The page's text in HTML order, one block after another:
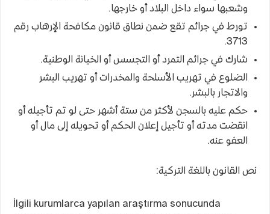
وشعبها سواء داخل البلاد أو خارجها.
تورط في جرائم تقع ضمن نطاق قانون مكافحة الإرهاب رقم
3713.
شارك في جرائم التمرد أو التجسس أو الخيانة الوطنية.
الضلوع في تهريب الأسلحة والمخدرات أو تهريب البشر
والاتجار بالبشر.
حكم عليه بالسجن لأكثر من ستة أشهر حتى لو تم تأجيله أو
انقضت مدته أو تأجيل إعلان الحكم أو تحويله إلى مال أو
العفو عنه.
نص القانون باللغة التركية:
İlgili kurumlarca yapılan araştırma sonucunda